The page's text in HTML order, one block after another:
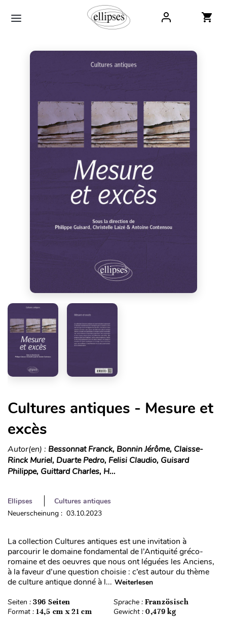
Cultures antiques - Mesure et
excès
Autor(en) : Bessonnat Franck, Bonnin Jérôme, Claisse-
Rinck Muriel, Duarte Pedro, Felisi Claudio, Guisard
Philippe, Guittard Charles, H...
Ellipses
Cultures antiques
Neuerscheinung : 03.10.2023
La collection Cultures antiques est une invitation à
parcourir le domaine fondamental de l’Antiquité gréco-
romaine et des oeuvres que nous ont léguées les Anciens,
à la faveur d’une question choisie : c’est autour du thème
de culture antique donné à l... Weiterlesen
Seiten : 396 Seiten Sprache : Französisch
Format : 14,5 cm x 21 cm Gewicht : 0,479 kg